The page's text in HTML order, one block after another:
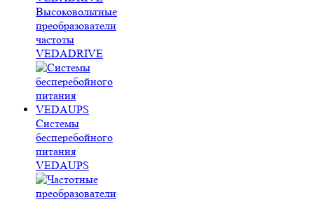
Высоковольтные
преобразователи
частоты
VEDADRIVE
Системы
бесперебойного
питания
VEDAUPS